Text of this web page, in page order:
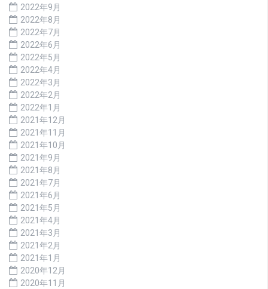
2022年9月
2022年8月
2022年7月
2022年6月
2022年5月
2022年4月
2022年3月
2022年2月
2022年1月
2021年12月
2021年11月
2021年10月
2021年9月
2021年8月
2021年7月
2021年6月
2021年5月
2021年4月
2021年3月
2021年2月
2021年1月
2020年12月
2020年11月